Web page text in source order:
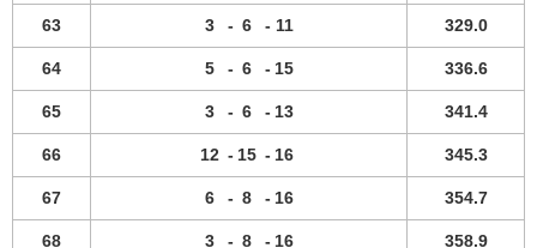
63 3 - 6 - 11 329.0
64 5 - 6 - 15 336.6
65 3 - 6 - 13 341.4
66 12 - 15 - 16 345.3
67 6 - 8 - 16 354.7
68 3 - 8 - 16 358.9